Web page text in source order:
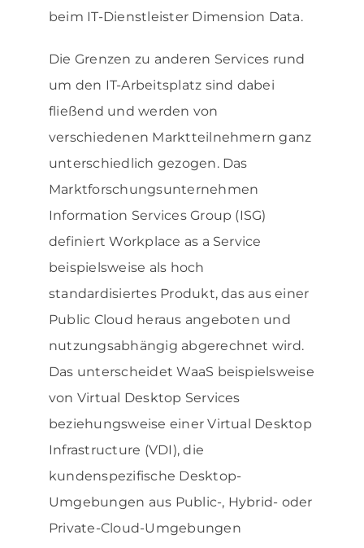
beim IT-Dienstleister Dimension Data.
Die Grenzen zu anderen Services rund
um den IT-Arbeitsplatz sind dabei
fließend und werden von
verschiedenen Marktteilnehmern ganz
unterschiedlich gezogen. Das
Marktforschungsunternehmen
Information Services Group (ISG)
definiert Workplace as a Service
beispielsweise als hoch
standardisiertes Produkt, das aus einer
Public Cloud heraus angeboten und
nutzungsabhängig abgerechnet wird.
Das unterscheidet WaaS beispielsweise
von Virtual Desktop Ser­vices
beziehungsweise einer Virtual Desktop
Infrastructure (VDI), die
kundenspezifische Desktop-
Umgebungen aus Public-, Hybrid- oder
Private-Cloud-Umgebungen